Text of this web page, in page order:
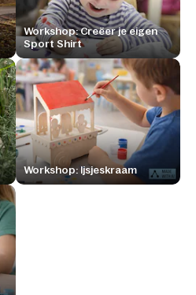
Workshop: Creëer je eigen
Sport Shirt
Workshop: Ijsjeskraam